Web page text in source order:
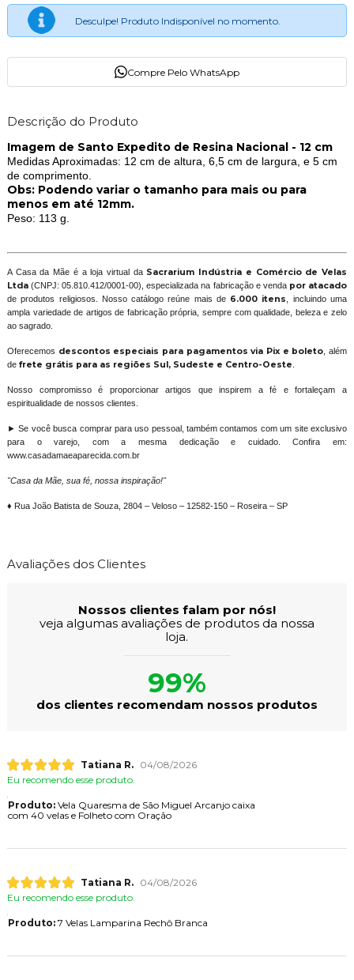
Desculpe! Produto Indisponível no momento.
Compre Pelo WhatsApp
Descrição do Produto
Imagem de Santo Expedito de Resina Nacional - 12 cm
Medidas Aproximadas: 12 cm de altura, 6,5 cm de largura, e 5 cm
de comprimento.
Obs: Podendo variar o tamanho para mais ou para
menos em até 12mm.
Peso: 113 g.
A Casa da Mãe é a loja virtual daSacrarium Indústria e Comércio de Velas
Ltda(CNPJ: 05.810.412/0001-00), especializada na fabricação e venda por atacado
de produtos religiosos. Nosso catálogo reúne mais de 6.000 itens
, incluindo uma
ampla variedade de artigos de fabricação própria, sempre com qualidade, beleza e zelo
ao sagrado.
Oferecemos descontos especiais para pagamentos via Pix e boleto , além
de frete grátis para as regiões Sul, Sudeste e Centro-Oeste
Nosso compromisso é proporcionar artigos que inspirem a fé e fortaleçam a
espiritualidade de nossos clientes.
► Se você busca comprar para uso pessoal, também contamos com um site exclusivo
para o varejo, com a mesma dedicação e cuidado. Confira em:
www.casadamaeaparecida.com.br
"Casa da Mãe, sua fé, nossa inspiração!"
♦ Rua João Batista de Souza, 2804 – Veloso – 12582-150 – Roseira – SP
Avaliações dos Clientes
Nossos clientes falam por nós!
veja algumas avaliações de produtos da nossa
loja.
99%
dos clientes recomendam nossos produtos
Tatiana R.
04/08/2026
Eu recomendo esse produto.
Produto:Vela Quaresma de São Miguel Arcanjo caixa
com 40 velas e Folheto com Oração
Tatiana R.
04/08/2026
Eu recomendo esse produto.
Produto:7 Velas Lamparina Rechô Branca